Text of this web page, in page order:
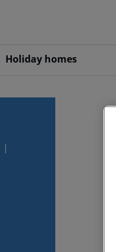
Holiday homes
|